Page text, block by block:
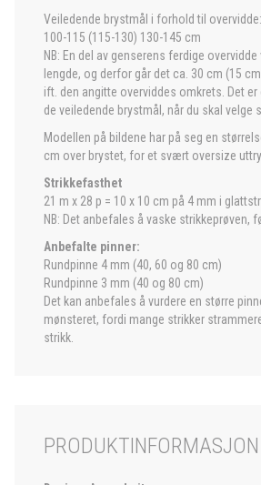
Veiledende brystmål i forhold til
100-115 (115-130) 130-145 cm
NB: En del av genserens ferdige
lengde, og derfor går det ca. 30 cm (15
ift. den angitte overviddes omkrets. Det
de veiledende brystmål, når du skal velge
Modellen på bildene har på seg en
cm over brystet, for et svært oversize
Strikkefasthet
21 m x 28 p = 10 x 10 cm på 4 mm i
NB: Det anbefales å vaske strikkeprøven,
Anbefalte pinner:
Rundpinne 4 mm (40, 60 og 80 cm)
Rundpinne 3 mm (40 og 80 cm)
Det kan anbefales å vurdere en større
mønsteret, fordi mange strikker
strikk.
PRODUKTINFORMASJON